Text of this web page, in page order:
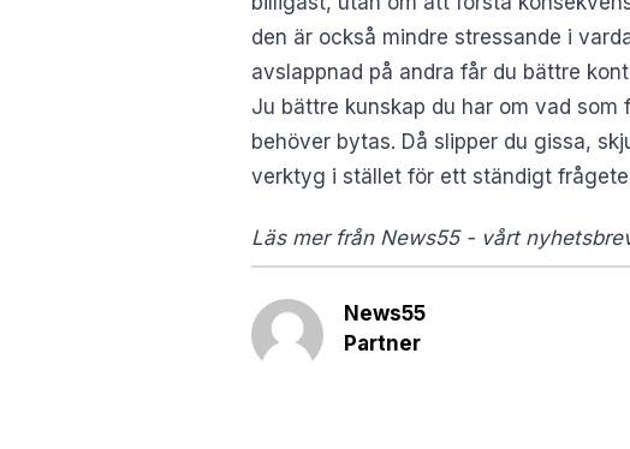
den är också mindre stressande i
avslappnad på andra får du bättre
Ju bättre kunskap du har om vad
behöver bytas. Då slipper du gissa,
verktyg i stället för ett ständigt
Läs mer från News55 - vårt
News55
Partner